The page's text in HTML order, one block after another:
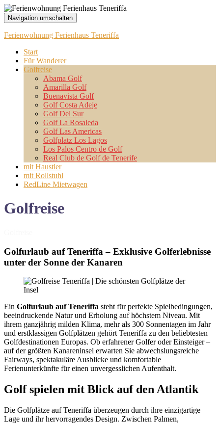
Navigation umschalten
Ferienwohnung Ferienhaus Teneriffa
Start
Für Wanderer
Golfreise
Abama Golf
Amarilla Golf
Buenavista Golf
Golf Costa Adeje
Golf Del Sur
Golf La Rosaleda
Golf Las Americas
Golfplatz Los Lagos
Los Palos Centro de Golf
Real Club de Golf de Tenerife
mit Haustier
mit Rollstuhl
RedLine Mietwagen
Golfreise
Golfurlaub auf Teneriffa – Exklusive Golferlebnisse
unter der Sonne der Kanaren
Ein Golfurlaub auf Teneriffa steht für perfekte Spielbedingungen,
beeindruckende Natur und Erholung auf höchstem Niveau. Mit
ihrem ganzjährig milden Klima, mehr als 300 Sonnentagen im Jahr
und erstklassigen Golfplätzen gehört Teneriffa zu den beliebtesten
Golfdestinationen Europas. Ob erfahrener Golfer oder Einsteiger –
auf der größten Kanareninsel erwarten Sie abwechslungsreiche
Fairways, spektakuläre Ausblicke und komfortable
Ferienunterkünfte für einen unvergesslichen Aufenthalt.
Golf spielen mit Blick auf den Atlantik
Die Golfplätze auf Teneriffa überzeugen durch ihre einzigartige
Lage und ihr hervorragendes Design. Zwischen Palmen,